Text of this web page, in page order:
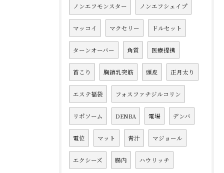
ノンエフモンスター ノンエフシェイプ
マッコイ マクセリー ドルセット
ターンオーバー 角質 医療提携
首こり 胸鎖乳突筋 頭皮 正月太り
エステ福袋 フォスファチジルコリン
リポソーム DENBA 電場 デンバ
電位 マット 青汁 マジョール
エクシーズ 腸内 ハウリッチ